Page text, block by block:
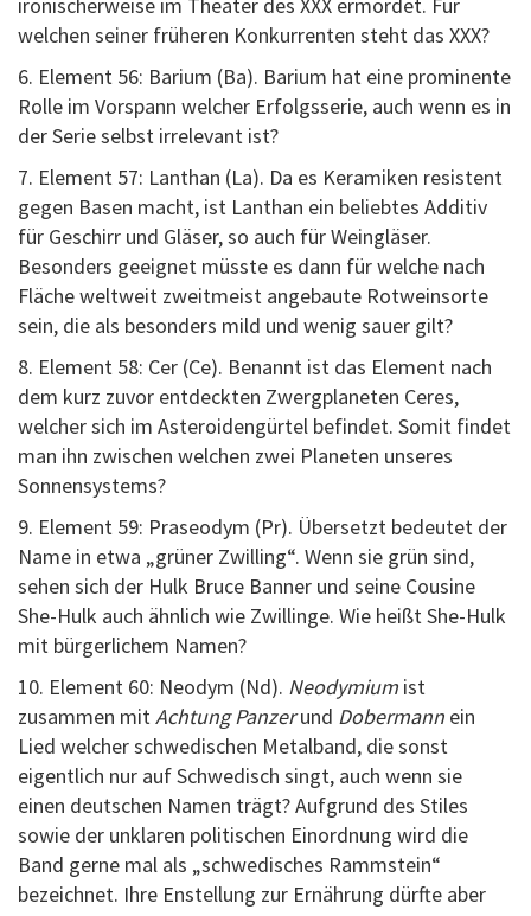
welchen seiner früheren Konkurrenten steht das XXX?
6. Element 56: Barium (Ba). Barium hat eine prominente
Rolle im Vorspann welcher Erfolgsserie, auch wenn es in
der Serie selbst irrelevant ist?
7. Element 57: Lanthan (La). Da es Keramiken resistent
gegen Basen macht, ist Lanthan ein beliebtes Additiv
für Geschirr und Gläser, so auch für Weingläser.
Besonders geeignet müsste es dann für welche nach
Fläche weltweit zweitmeist angebaute Rotweinsorte
sein, die als besonders mild und wenig sauer gilt?
8. Element 58: Cer (Ce). Benannt ist das Element nach
dem kurz zuvor entdeckten Zwergplaneten Ceres,
welcher sich im Asteroidengürtel befindet. Somit findet
man ihn zwischen welchen zwei Planeten unseres
Sonnensystems?​
9. Element 59: Praseodym (Pr). Übersetzt bedeutet der
Name in etwa „grüner Zwilling“. Wenn sie grün sind,
sehen sich der Hulk Bruce Banner und seine Cousine
She-Hulk auch ähnlich wie Zwillinge. Wie heißt She-Hulk
mit bürgerlichem Namen?
10. Element 60: Neodym (Nd). Neodymium ist
zusammen mitAchtung Panzerund Dobermann ein
Lied welcher schwedischen Metalband, die sonst
eigentlich nur auf Schwedisch singt, auch wenn sie
einen deutschen Namen trägt? Aufgrund des Stiles
sowie der unklaren politischen Einordnung wird die
Band gerne mal als „schwedisches Rammstein“
bezeichnet. Ihre Enstellung zur Ernährung dürfte aber